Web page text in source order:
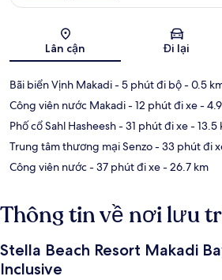
Bản đồ
Lân cận Đi lại
Bãi biển Vịnh Makadi- 5 phút đi bộ- 0.5
Công viên nước Makadi- 12 phút đi xe-
Phố cổ Sahl Hasheesh- 31 phút đi xe- 13.5
Trung tâm thương mại Senzo- 33 phút đi
Công viên nước- 37 phút đi xe- 26.7 km
Thông tin về nơi lưu
Stella Beach Resort Makadi
Inclusive